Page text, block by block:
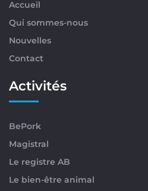
Accueil
Qui sommes-nous
Nouvelles
Contact
Activités
BePork
Magistral
Le registre AB
Le bien-être animal